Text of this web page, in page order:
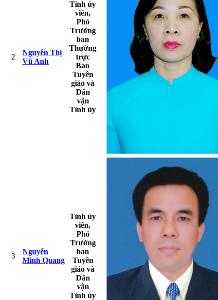
2
Nguyễn Thị
Vũ Anh
Tỉnh ủy
viên,
Phó
Trưởng
ban
Thường
trực
Ban
Tuyên
giáo và
Dân
vận
Tỉnh ủy
3
Nguyễn
Minh Quang
Tỉnh ủy
viên,
Phó
Trưởng
ban
Tuyên
giáo và
Dân
vận
Tỉnh ủy